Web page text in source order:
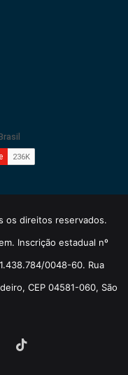
os direitos reservados.
Inscrição estadual nº
0048-60. Rua
CEP 04581-060, São